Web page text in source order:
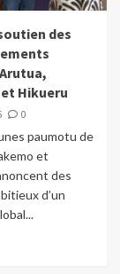
soutien des
Hikueru
0
paumotu de
et
des
d’un